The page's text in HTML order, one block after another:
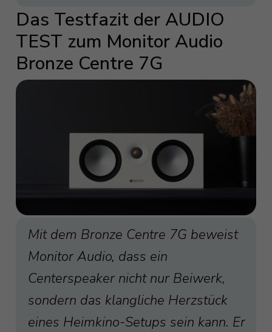
Das Testfazit der AUDIO
TEST zum Monitor Audio
Bronze Centre 7G
Mit dem Bronze Centre 7G beweist
Monitor Audio, dass ein
Centerspeaker nicht nur Beiwerk,
sondern das klangliche Herzstück
eines Heimkino-Setups sein kann. Er